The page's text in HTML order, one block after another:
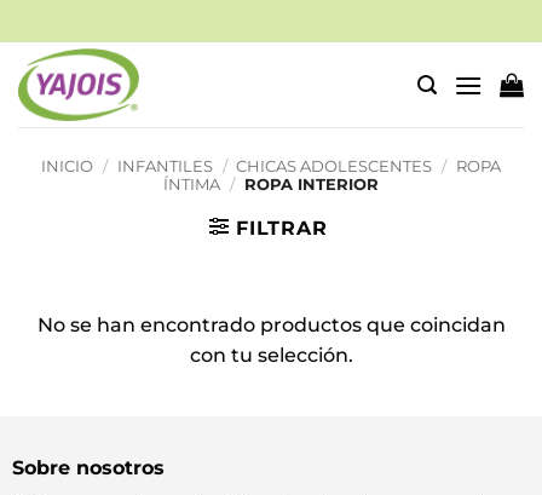
al
contenido
INICIO / INFANTILES / CHICAS ADOLESCENTES / ROPA
ÍNTIMA / ROPA INTERIOR
FILTRAR
No se han encontrado productos que coincidan
con tu selección.
Sobre nosotros